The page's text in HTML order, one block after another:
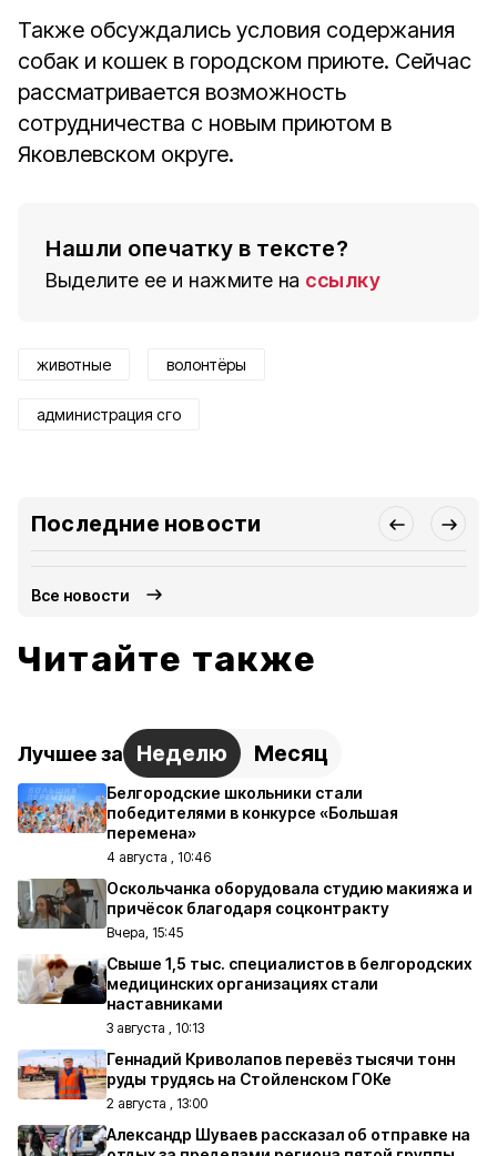
Также обсуждались условия содержания
собак и кошек в городском приюте. Сейчас
рассматривается возможность
сотрудничества с новым приютом в
Яковлевском округе.
Нашли опечатку в тексте?
Выделите ее и нажмите на ссылку
животные волонтёры
администрация сго
Последние новости
Все новости
Читайте также
Лучшее за Неделю Месяц
Белгородские школьники стали
победителями в конкурсе «Большая
перемена»
4 августа , 10:46
Оскольчанка оборудовала студию макияжа и
причёсок благодаря соцконтракту
Вчера, 15:45
Свыше 1,5 тыс. специалистов в белгородских
медицинских организациях стали
наставниками
3 августа , 10:13
Геннадий Криволапов перевёз тысячи тонн
руды трудясь на Стойленском ГОКе
2 августа , 13:00
Александр Шуваев рассказал об отправке на